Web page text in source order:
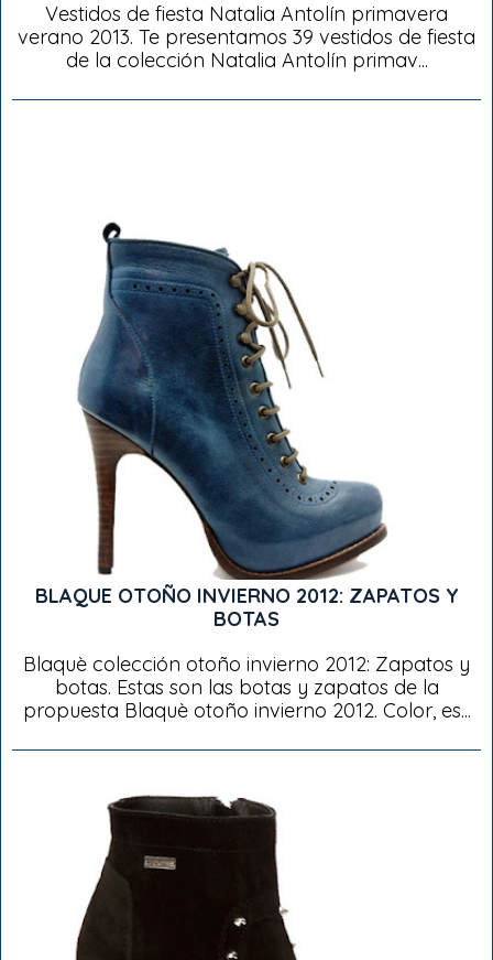
Vestidos de fiesta Natalia Antolín primavera
verano 2013. Te presentamos 39 vestidos de fiesta
de la colección Natalia Antolín primav...
BLAQUE OTOÑO INVIERNO 2012: ZAPATOS Y
BOTAS
Blaquè colección otoño invierno 2012: Zapatos y
botas. Estas son las botas y zapatos de la
propuesta Blaquè otoño invierno 2012. Color, es...